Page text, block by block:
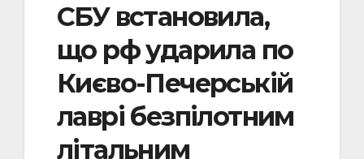
СБУ встановила,
що рф ударила по
Києво-Печерській
лаврі безпілотним
літальним